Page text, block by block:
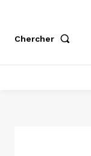
Chercher